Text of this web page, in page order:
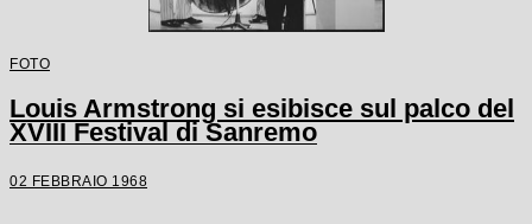
FOTO
Louis Armstrong si esibisce sul palco del
XVIII Festival di Sanremo
02 FEBBRAIO 1968